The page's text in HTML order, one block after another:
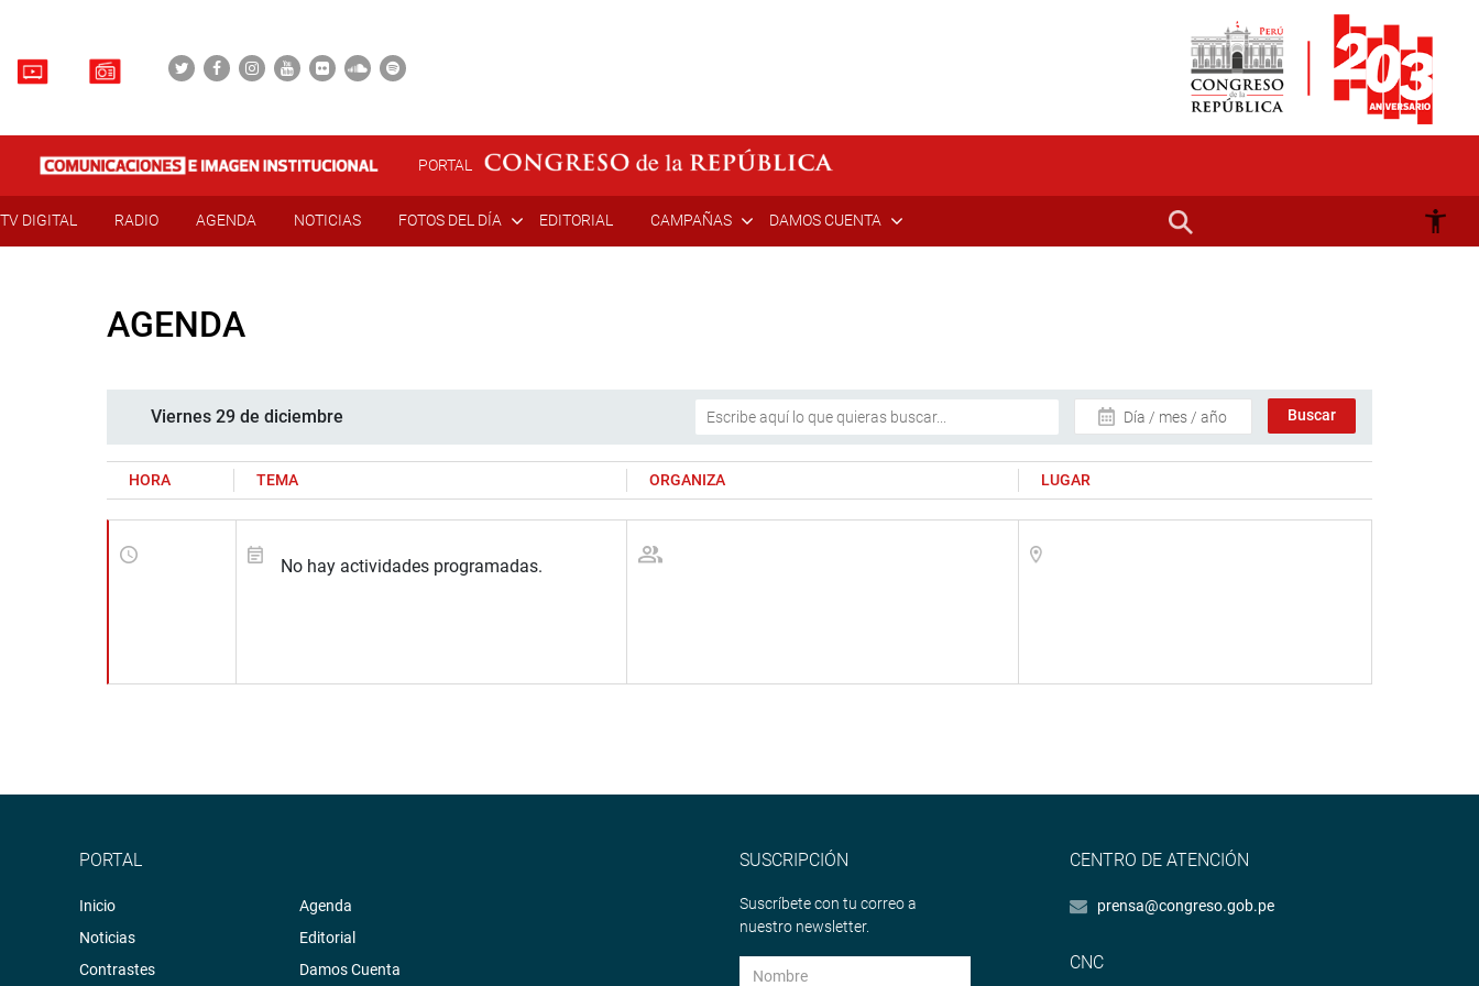
PORTAL
TV DIGITAL RADIO AGENDA NOTICIAS FOTOS DEL DÍA EDITORIAL CAMPAÑAS DAMOS CUENTA
AGENDA
Viernes 29 de diciembre Día / mes / año
HORA TEMA ORGANIZA LUGAR
No hay actividades programadas.
PORTAL
Inicio
Noticias
Contrastes
Agenda
Editorial
Damos Cuenta
SUSCRIPCIÓN
Suscríbete con tu correo a
nuestro newsletter.
CENTRO DE ATENCIÓN
prensa@congreso.gob.pe
CNC